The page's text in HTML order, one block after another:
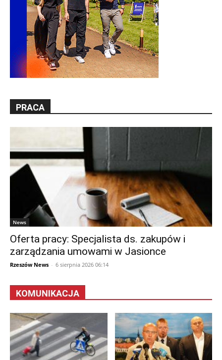
PRACA
News
Oferta pracy: Specjalista ds. zakupów i
zarządzania umowami w Jasionce
Rzeszów News - 6 sierpnia 2026 06:14
KOMUNIKACJA